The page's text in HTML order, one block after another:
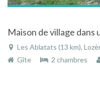
Maison de village dans
Les Ablatats (13 km),
Gîte
2 chambres